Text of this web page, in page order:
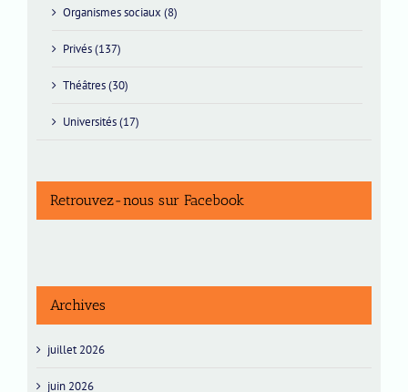
Organismes sociaux (8)
Privés (137)
Théâtres (30)
Universités (17)
Retrouvez-nous sur Facebook
Archives
juillet 2026
juin 2026